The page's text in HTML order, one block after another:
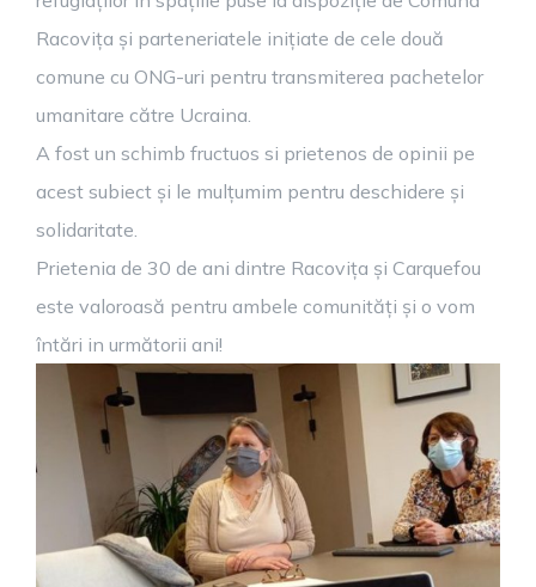
Racovița și parteneriatele inițiate de cele două
comune cu ONG-uri pentru transmiterea pachetelor
umanitare către Ucraina.
A fost un schimb fructuos si prietenos de opinii pe
acest subiect și le mulțumim pentru deschidere și
solidaritate.
Prietenia de 30 de ani dintre Racovița și Carquefou
este valoroasă pentru ambele comunități și o vom
întări in următorii ani!